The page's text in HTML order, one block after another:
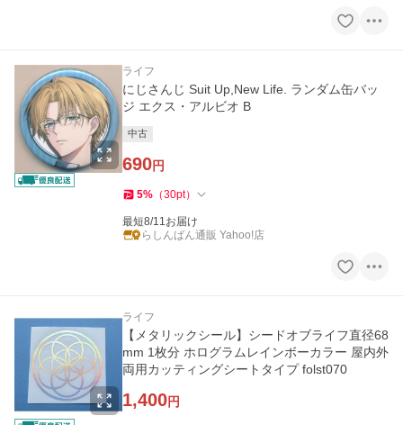
ライフ
にじさんじ Suit Up,New Life. ランダム缶バッ
ジ エクス・アルビオ B
中古
690円
5% （30pt）
最短8/11お届け
らしんばん通販 Yahoo!店
ライフ
【メタリックシール】シードオブライフ直径68
mm 1枚分 ホログラムレインボーカラー 屋内外
両用カッティングシートタイプ folst070
1,400円